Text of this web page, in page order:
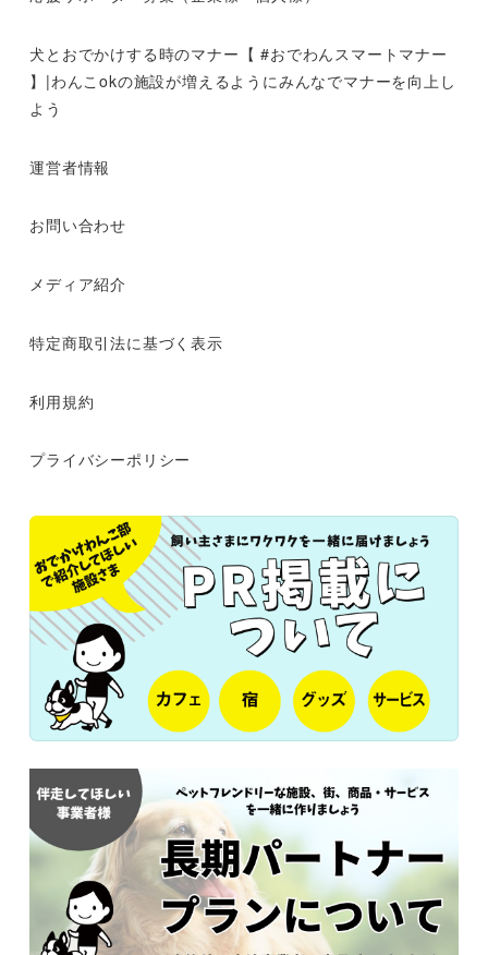
犬とおでかけする時のマナー【 #おでわんスマートマナー
】|わんこokの施設が増えるようにみんなでマナーを向上し
よう
運営者情報
お問い合わせ
メディア紹介
特定商取引法に基づく表示
利用規約
プライバシーポリシー